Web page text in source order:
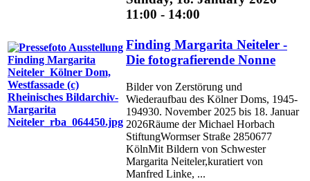
11:00 - 14:00
Finding Margarita Neiteler -
Die fotografierende Nonne
Bilder von Zerstörung und
Wiederaufbau des Kölner Doms, 1945-
194930. November 2025 bis 18. Januar
2026Räume der Michael Horbach
StiftungWormser Straße 2850677
KölnMit Bildern von Schwester
Margarita Neiteler,kuratiert von
Manfred Linke, ...